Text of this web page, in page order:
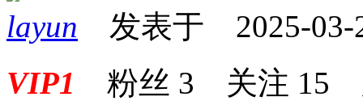
layun 发表于 2025-03-
VIP1 粉丝 3 关注 15